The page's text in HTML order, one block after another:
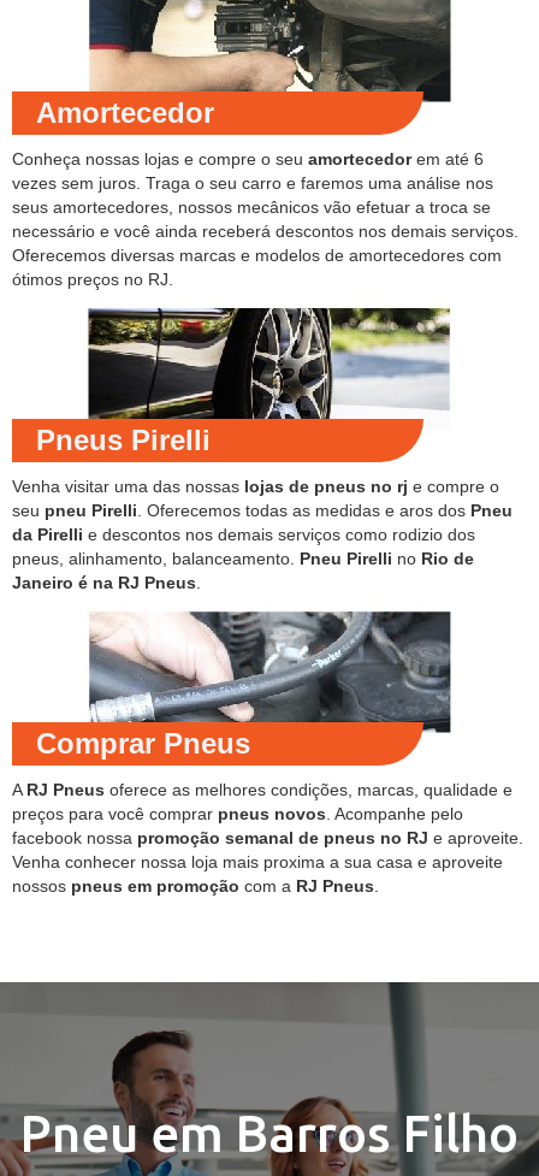
Amortecedor
Conheça nossas lojas e compre o seu amortecedorem até 6
vezes sem juros. Traga o seu carro e faremos uma análise nos
seus amortecedores, nossos mecânicos vão efetuar a troca se
necessário e você ainda receberá descontos nos demais serviços.
Oferecemos diversas marcas e modelos de amortecedores com
ótimos preços no RJ.
Pneus Pirelli
Venha visitar uma das nossas lojas de pneus no rj e compre o
seu pneu Pirelli . Oferecemos todas as medidas e aros dos Pneu
da Pirelli e descontos nos demais serviços como rodizio dos
pneus, alinhamento, balanceamento. Pneu Pirelli no Rio de
Janeiro é na RJ Pneus
Comprar Pneus
A RJ Pneus oferece as melhores condições, marcas, qualidade e
preços para você comprar pneus novos . Acompanhe pelo
facebook nossa promoção semanal de pneus no RJ e aproveite.
Venha conhecer nossa loja mais proxima a sua casa e aproveite
nossos pneus em promoção com a RJ Pneus
Pneu em Barros Filho